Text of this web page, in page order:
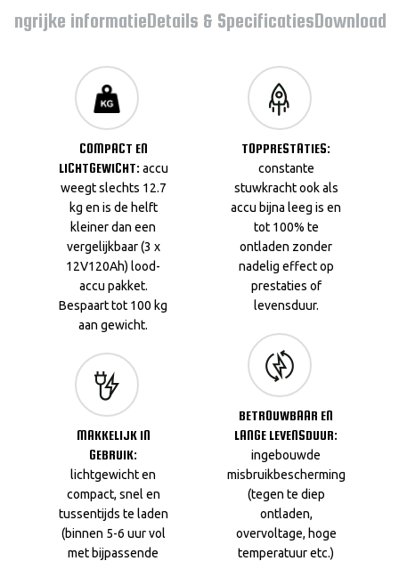
informatieDetails & SpecificatiesDownloads
COMPACT EN
LICHTGEWICHT: accu
weegt slechts 12.7
kg en is de helft
kleiner dan een
vergelijkbaar (3 x
12V120Ah) lood-
accu pakket.
Bespaart tot 100 kg
aan gewicht.
MAKKELIJK IN
GEBRUIK:
lichtgewicht en
compact, snel en
tussentijds te laden
(binnen 5-6 uur vol
met bijpassende
TOPPRESTATIES:
constante
stuwkracht ook als
accu bijna leeg is en
tot 100% te
ontladen zonder
nadelig effect op
prestaties of
levensduur.
BETROUWBAAR EN
LANGE LEVENSDUUR:
ingebouwde
misbruikbescherming
(tegen te diep
ontladen,
overvoltage, hoge
temperatuur etc.)